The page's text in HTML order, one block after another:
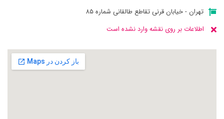
تهران - خیابان قرنی تقاطع طالقانی شماره ۸۵
اطلاعات بر روی نقشه وارد نشده است